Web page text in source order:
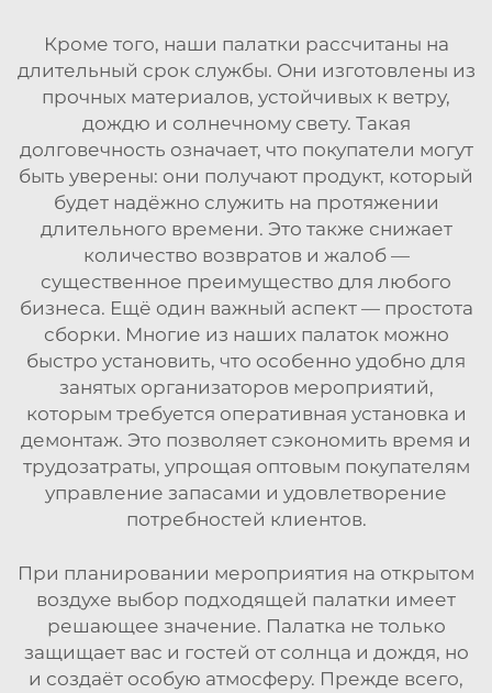
Кроме того, наши палатки рассчитаны на
длительный срок службы. Они изготовлены из
прочных материалов, устойчивых к ветру,
дождю и солнечному свету. Такая
долговечность означает, что покупатели могут
быть уверены: они получают продукт, который
будет надёжно служить на протяжении
длительного времени. Это также снижает
количество возвратов и жалоб —
существенное преимущество для любого
бизнеса. Ещё один важный аспект — простота
сборки. Многие из наших палаток можно
быстро установить, что особенно удобно для
занятых организаторов мероприятий,
которым требуется оперативная установка и
демонтаж. Это позволяет сэкономить время и
трудозатраты, упрощая оптовым покупателям
управление запасами и удовлетворение
потребностей клиентов.
При планировании мероприятия на открытом
воздухе выбор подходящей палатки имеет
решающее значение. Палатка не только
защищает вас и гостей от солнца и дождя, но
и создаёт особую атмосферу. Прежде всего,